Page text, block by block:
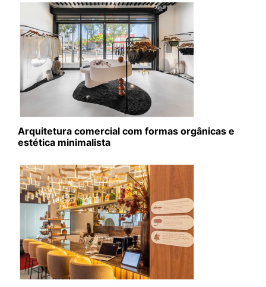
Arquitetura comercial com formas orgânicas e
estética minimalista